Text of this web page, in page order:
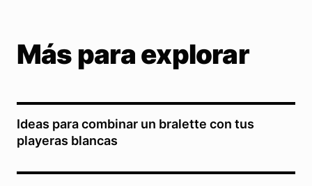
Más para explorar
Ideas para combinar un bralette con tus
playeras blancas